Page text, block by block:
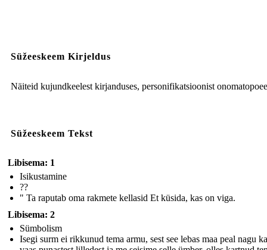
Süžeeskeem Kirjeldus
Näiteid kujundkeelest kirjanduses, personifikatsioonist
Süžeeskeem Tekst
Libisema: 1
Isikustamine
??
" Ta raputab oma rakmete kellasid Et küsida, kas on viga.
Libisema: 2
Sümbolism
Isegi surm ei rikkunud tema armu, sest see lebas maa peal nagu